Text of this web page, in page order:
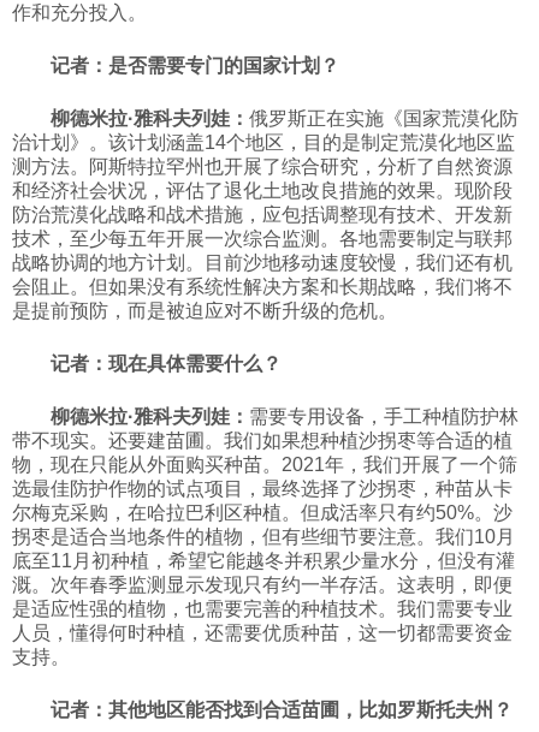
作和充分投入。
记者：是否需要专门的国家计划？
柳德米拉·雅科夫列娃： 俄罗斯正在实施《国家荒漠化防
治计划》。该计划涵盖14个地区，目的是制定荒漠化地区监
测方法。阿斯特拉罕州也开展了综合研究，分析了自然资源
和经济社会状况，评估了退化土地改良措施的效果。现阶段
防治荒漠化战略和战术措施，应包括调整现有技术、开发新
技术，至少每五年开展一次综合监测。各地需要制定与联邦
战略协调的地方计划。目前沙地移动速度较慢，我们还有机
会阻止。但如果没有系统性解决方案和长期战略，我们将不
是提前预防，而是被迫应对不断升级的危机。
记者：现在具体需要什么？
柳德米拉·雅科夫列娃： 需要专用设备，手工种植防护林
带不现实。还要建苗圃。我们如果想种植沙拐枣等合适的植
物，现在只能从外面购买种苗。2021年，我们开展了一个筛
选最佳防护作物的试点项目，最终选择了沙拐枣，种苗从卡
尔梅克采购，在哈拉巴利区种植。但成活率只有约50%。沙
拐枣是适合当地条件的植物，但有些细节要注意。我们10月
底至11月初种植，希望它能越冬并积累少量水分，但没有灌
溉。次年春季监测显示发现只有约一半存活。这表明，即便
是适应性强的植物，也需要完善的种植技术。我们需要专业
人员，懂得何时种植，还需要优质种苗，这一切都需要资金
支持。
记者：其他地区能否找到合适苗圃，比如罗斯托夫州？